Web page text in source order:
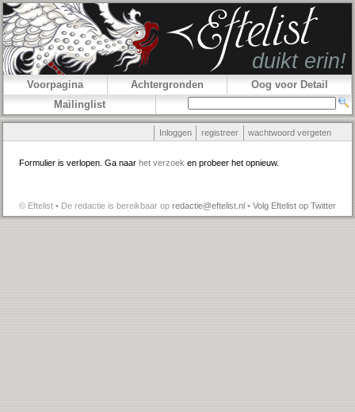
Voorpagina Achtergronden
Oog voor Detail
Mailinglist
Inloggen registreer wachtwoord vergeten
Formulier is verlopen. Ga naar het verzoek en probeer het opnieuw.
© Eftelist • De redactie is bereikbaar op redactie@eftelist.nl • Volg Eftelist op Twitter